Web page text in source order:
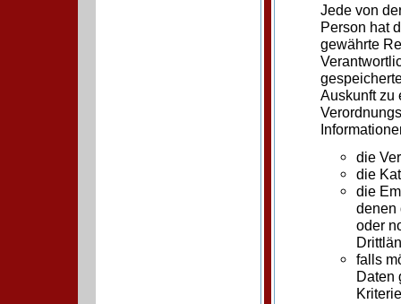
Jede von
Person hat
gewährte
Auskunft zu
die
die
die
denen
oder
falls
Daten